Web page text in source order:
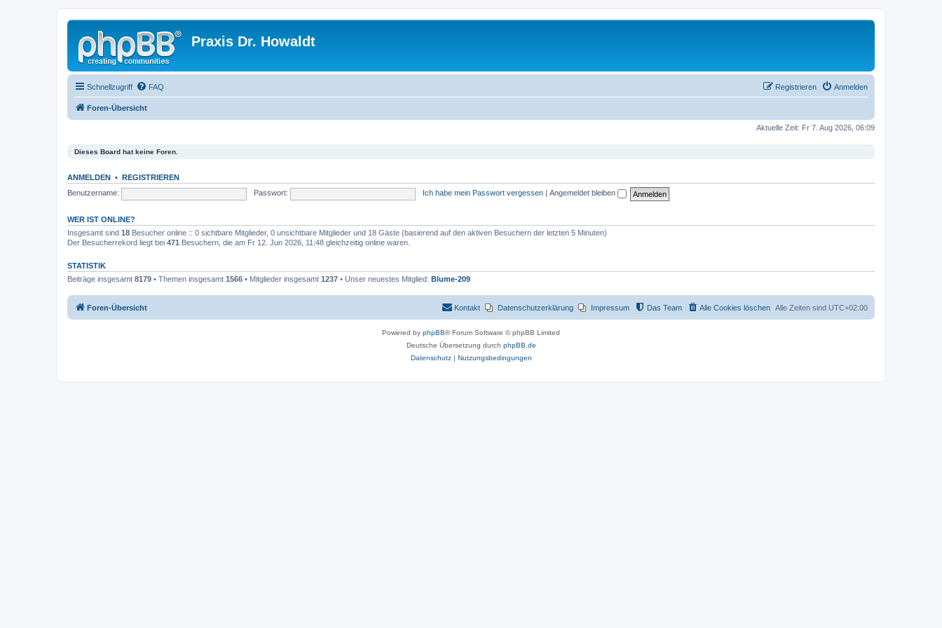
Praxis Dr. Howaldt
Schnellzugriff FAQ Anmelden
Registrieren
Foren-Übersicht
Aktuelle Zeit: Fr 7. Aug 2026, 06:09
Dieses Board hat keine Foren.
ANMELDEN • REGISTRIEREN
Benutzername:
Passwort: Ich habe mein Passwort vergessen Angemeldet bleiben
WER IST ONLINE?
Insgesamt sind 18 Besucher online :: 0 sichtbare Mitglieder, 0 unsichtbare Mitglieder und 18 Gäste (basierend auf den aktiven Besuchern der letzten 5 Minuten)
Der Besucherrekord liegt bei 471 Besuchern, die am Fr 12. Jun 2026, 11:48 gleichzeitig online waren.
STATISTIK
Beiträge insgesamt 8179 • Themen insgesamt 1566 • Mitglieder insgesamt 1237 • Unser neuestes Mitglied: Blume-209
Foren-Übersicht Alle Zeiten sind UTC+02:00
Alle Cookies löschen
Das Team
Impressum
Datenschutzerklärung
Kontakt
Powered by phpBB® Forum Software © phpBB Limited
Deutsche Übersetzung durch phpBB.de
Datenschutz| Nutzungsbedingungen